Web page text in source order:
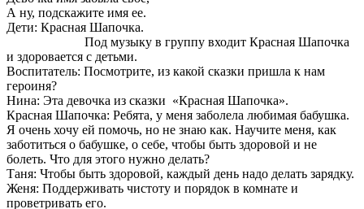
А ну, подскажите имя ее.
Дети: Красная Шапочка.
Под музыку в группу входит Красная Шапочка
и здоровается с детьми.
Воспитатель: Посмотрите, из какой сказки пришла к нам
героиня?
Нина: Эта девочка из сказки «Красная Шапочка».
Красная Шапочка: Ребята, у меня заболела любимая бабушка.
Я очень хочу ей помочь, но не знаю как. Научите меня, как
заботиться о бабушке, о себе, чтобы быть здоровой и не
болеть. Что для этого нужно делать?
Таня: Чтобы быть здоровой, каждый день надо делать зарядку.
Женя: Поддерживать чистоту и порядок в комнате и
проветривать его.